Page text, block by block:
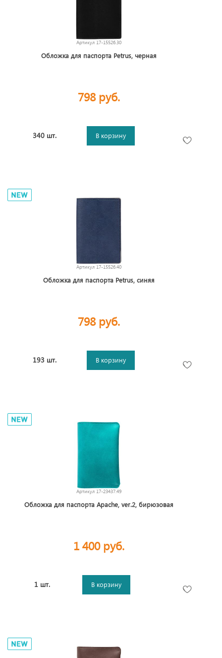
Артикул 17-15526.30
Обложка для паспорта Petrus, черная
798 руб.
340 шт. В корзину
Артикул 17-15526.40
Обложка для паспорта Petrus, синяя
798 руб.
193 шт. В корзину
Артикул 17-23437.49
Обложка для паспорта Apache, ver.2, бирюзовая
1 400 руб.
1 шт. В корзину